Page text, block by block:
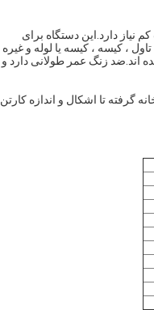
دارد.این دستگاه برای
، کیسه ، کیسه یا لوله و غیره
با تیمار آند ساخته شده اند.ضد زنگ عمر طولانی
گرفته تا اشکال و اندازه کارتن